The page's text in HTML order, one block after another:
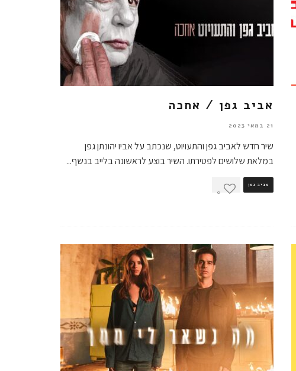
אביב גפן / אחכה
21 במאי 2023
שיר חדש לאביב גפן והתעויוט, שנכתב על אביו יהונתן גפן
במלאת שלושים לפטירתו. השיר בוצע לראשונה בלייב בנשף...
אביב גפן
0